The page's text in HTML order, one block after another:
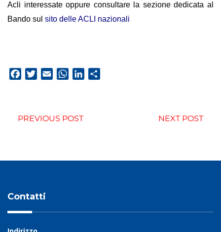
Acli interessate oppure consultare la sezione dedicata al
Bando sul sito delle ACLI nazionali
FacebookTwitterEmail WhatsApp
LinkedIn
PREVIOUS POST NEXT POST
Contatti